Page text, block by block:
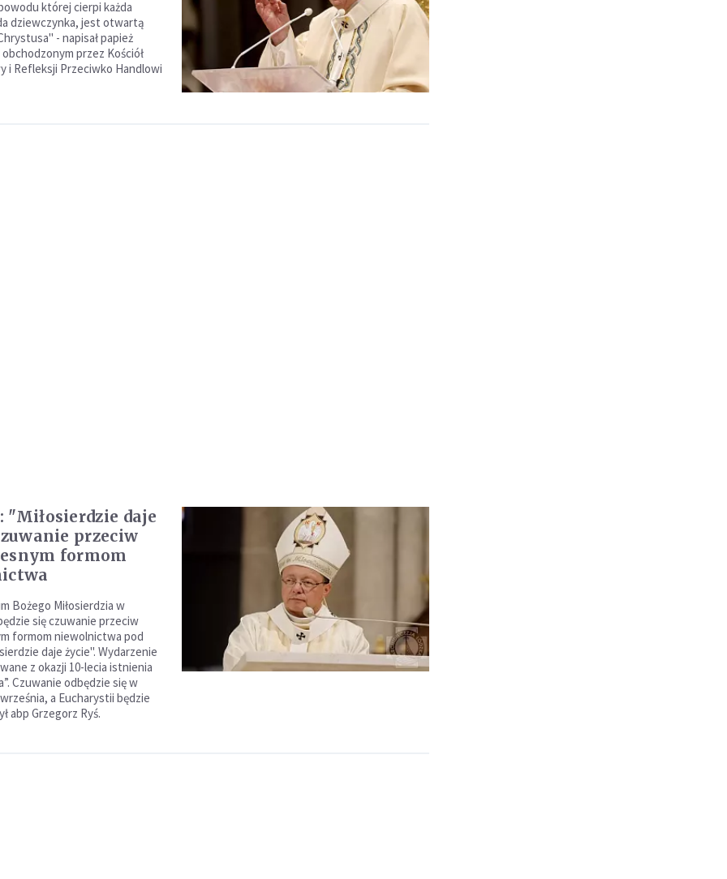
której cierpi każda
dziewczynka, jest otwartą
- napisał papież
przez Kościół
i Refleksji Przeciwko Handlowi
"Miłosierdzie daje
przeciw
formom
Bożego Miłosierdzia w
się czuwanie przeciw
formom niewolnictwa pod
daje życie". Wydarzenie
z okazji 10-lecia istnienia
Czuwanie odbędzie się w
a Eucharystii będzie
abp Grzegorz Ryś.